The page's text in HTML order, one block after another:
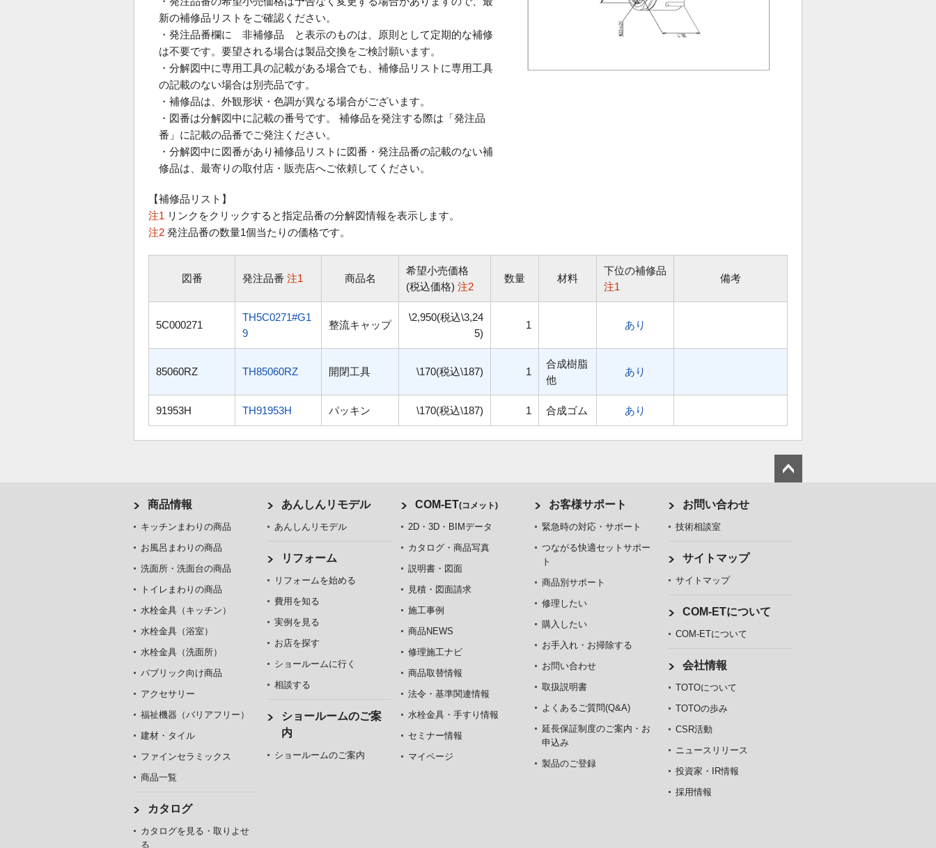
新の補修品リストをご確認ください。
・発注品番欄に 非補修品 と表示のものは、原則として定期的な補修
は不要です。要望される場合は製品交換をご検討願います。
・分解図中に専用工具の記載がある場合でも、補修品リストに専用工具
の記載のない場合は別売品です。
・補修品は、外観形状・色調が異なる場合がございます。
・図番は分解図中に記載の番号です。 補修品を発注する際は「発注品
番」に記載の品番でご発注ください。
・分解図中に図番があり補修品リストに図番・発注品番の記載のない補
修品は、最寄りの取付店・販売店へご依頼してください。
【補修品リスト】
注1 リンクをクリックすると指定品番の分解図情報を表示します。
注2 発注品番の数量1個当たりの価格です。
図番 発注品番 注1 商品名
希望小売価格
(税込価格) 注2
数量 材料
下位の補修品
注1
備考
5C000271
TH5C0271#G1
9
整流キャップ
\2,950(税込\3,24
5)
1 あり
85060RZ TH85060RZ 開閉工具 \170(税込\187) 1
合成樹脂
他
あり
91953H TH91953H パッキン \170(税込\187) 1 合成ゴム あり
商品情報
キッチンまわりの商品
お風呂まわりの商品
洗面所・洗面台の商品
トイレまわりの商品
水栓金具（キッチン）
水栓金具（浴室）
水栓金具（洗面所）
パブリック向け商品
アクセサリー
福祉機器（バリアフリー）
建材・タイル
ファインセラミックス
商品一覧
カタログ
カタログを見る・取りよせ
る
あんしんリモデル
あんしんリモデル
リフォーム
リフォームを始める
費用を知る
実例を見る
お店を探す
ショールームに行く
相談する
ショールームのご案
内
ショールームのご案内
COM-ET(コメット)
2D・3D・BIMデータ
カタログ・商品写真
説明書・図面
見積・図面請求
施工事例
商品NEWS
修理施工ナビ
商品取替情報
法令・基準関連情報
水栓金具・手すり情報
セミナー情報
マイページ
お客様サポート
緊急時の対応・サポート
つながる快適セットサポー
ト
商品別サポート
修理したい
購入したい
お手入れ・お掃除する
お問い合わせ
取扱説明書
よくあるご質問(Q&A)
延長保証制度のご案内・お
申込み
製品のご登録
お問い合わせ
技術相談室
サイトマップ
サイトマップ
COM-ETについて
COM-ETについて
会社情報
TOTOについて
TOTOの歩み
CSR活動
ニュースリリース
投資家・IR情報
採用情報